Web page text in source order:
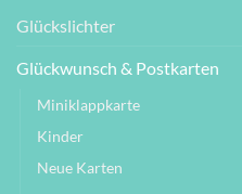
Glückslichter
Glückwunsch & Postkarten
Miniklappkarte
Kinder
Neue Karten